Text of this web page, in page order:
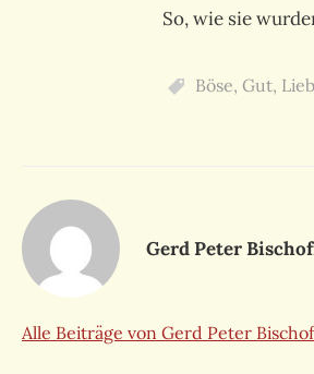
So, wie sie
Böse, Gut,
Gerd Peter
Alle Beiträge von Gerd Peter